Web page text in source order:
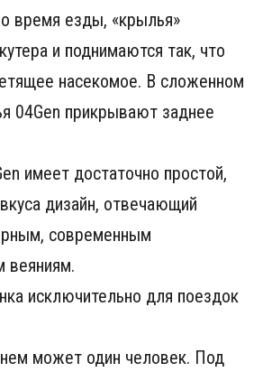
время езды, «крылья»
и поднимаются так, что
насекомое. В сложенном
04Gen прикрывают заднее
имеет достаточно простой,
дизайн, отвечающий
современным
веяниям.
исключительно для поездок
может один человек. Под